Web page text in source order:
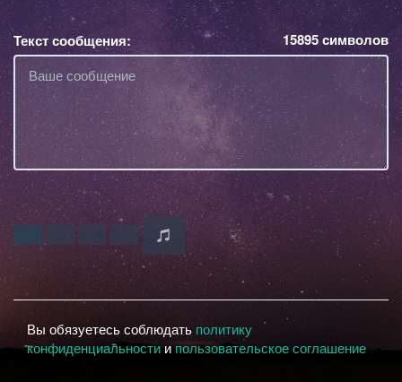
Текст сообщения: 15895символов
Вы обязуетесь соблюдать политику
конфиденциальностиипользовательское соглашение